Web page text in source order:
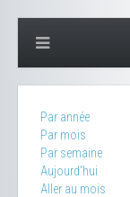
Par année
Par mois
Par semaine
Aujourd'hui
Aller au mois